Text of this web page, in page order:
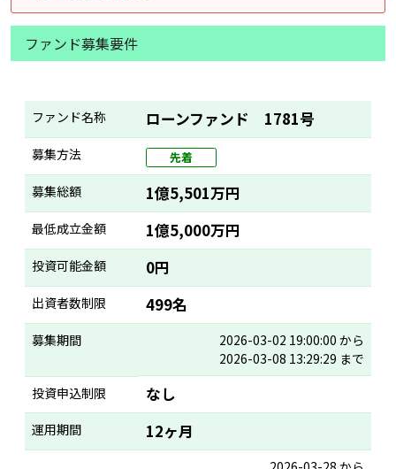
ファンド募集要件
ファンド名称 ローンファンド 1781号
募集方法 先着
募集総額 1億5,501万円
最低成立金額 1億5,000万円
投資可能金額 0円
出資者数制限 499名
募集期間
2026-03-02 19:00:00 から
2026-03-08 13:29:29 まで
投資申込制限
なし
運用期間 12ヶ月